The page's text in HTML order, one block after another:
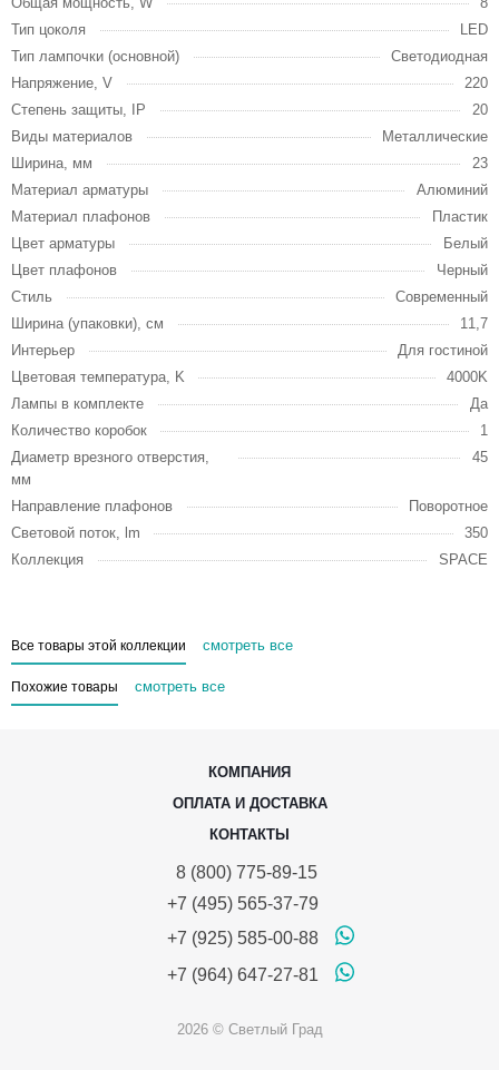
Тип цоколя
LED
Тип лампочки (основной)
Светодиодная
Напряжение, V
220
Степень защиты, IP
20
Виды материалов
Металлические
Ширина, мм
23
Материал арматуры
Алюминий
Материал плафонов
Пластик
Цвет арматуры
Белый
Цвет плафонов
Черный
Стиль
Современный
Ширина (упаковки), см
11,7
Интерьер
Для гостиной
Цветовая температура, K
4000K
Лампы в комплекте
Да
Количество коробок
1
Диаметр врезного отверстия,
мм
45
Направление плафонов
Поворотное
Световой поток, lm
350
Коллекция
SPACE
Все товары этой коллекции смотреть все
Похожие товары смотреть все
КОМПАНИЯ
ОПЛАТА И ДОСТАВКА
КОНТАКТЫ
8 (800) 775-89-15
+7 (495) 565-37-79
+7 (925) 585-00-88
+7 (964) 647-27-81
2026 © Светлый Град